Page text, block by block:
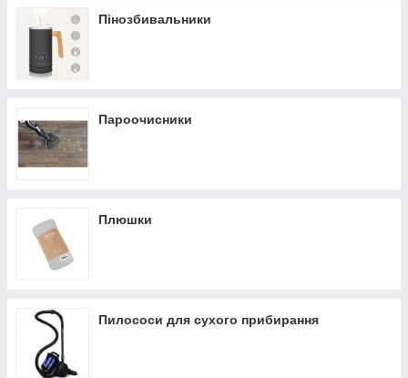
Пінозбивальники
Пароочисники
Плюшки
Пилососи для сухого прибирання